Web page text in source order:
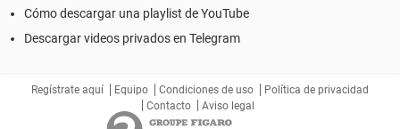
Cómo descargar una playlist de YouTube
Descargar videos privados en Telegram
Regístrate aquí Equipo Condiciones de uso
Política de privacidad
Contacto
Aviso legal